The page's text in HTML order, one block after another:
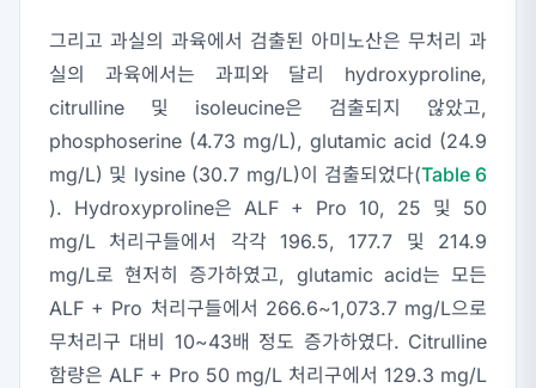
그리고 과실의 과육에서 검출된 아미노산은 무처리 과
실의 과육에서는 과피와 달리 hydroxyproline,
citrulline 및 isoleucine은 검출되지 않았고,
phosphoserine (4.73 mg/L), glutamic acid (24.9
mg/L) 및 lysine (30.7 mg/L)이 검출되었다(Table 6
). Hydroxyproline은 ALF + Pro 10, 25 및 50
mg/L 처리구들에서 각각 196.5, 177.7 및 214.9
mg/L로 현저히 증가하였고, glutamic acid는 모든
ALF + Pro 처리구들에서 266.6~1,073.7 mg/L으로
무처리구 대비 10~43배 정도 증가하였다. Citrulline
함량은 ALF + Pro 50 mg/L 처리구에서 129.3 mg/L